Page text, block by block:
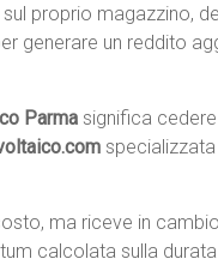
proprio magazzino,
generare un reddito
Parma significa
specializzata
ma riceve in
calcolata sulla